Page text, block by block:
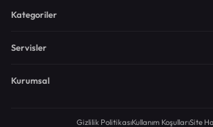
Kategoriler
Servisler
Kurumsal
Gizlilik PolitikasıKullanım KoşullarıSite